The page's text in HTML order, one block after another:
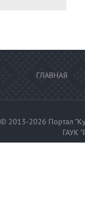
ГЛАВНАЯ
© 2013-2026 Портал
ГАУК